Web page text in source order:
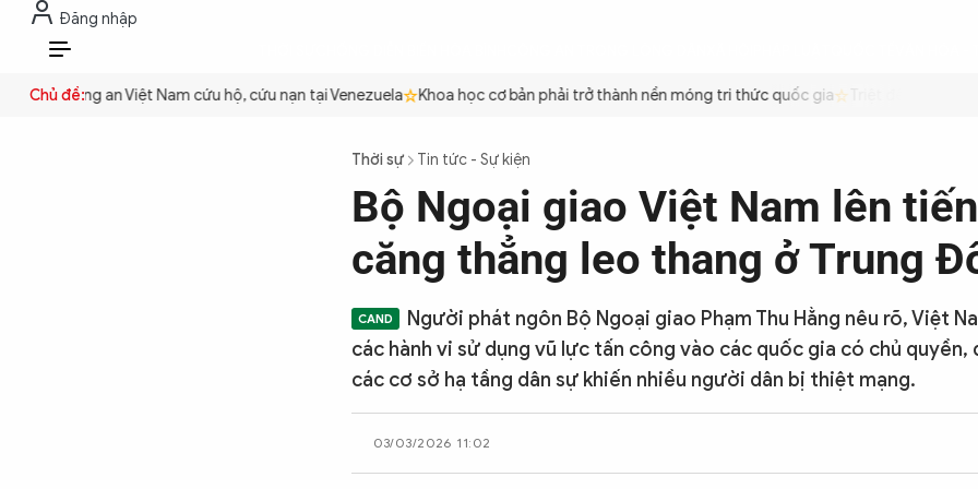
Đăng nhập
VI
Chủ đề:
Công an Việt Nam cứu hộ, cứu nạn tại Venezuela Khoa học cơ bản phải trở thành nền móng tri thức quốc gia Triệt để tiết kiệm
Thời sự Tin tức - Sự kiện
Bộ Ngoại giao Việt Nam lên
căng thẳng leo thang ở Trung
Người phát ngôn Bộ Ngoại giao Phạm Thu Hằng nêu rõ, Việt
các hành vi sử dụng vũ lực tấn công vào các quốc gia có chủ quyền,
các cơ sở hạ tầng dân sự khiến nhiều người dân bị thiệt mạng.
03/03/2026 11:02